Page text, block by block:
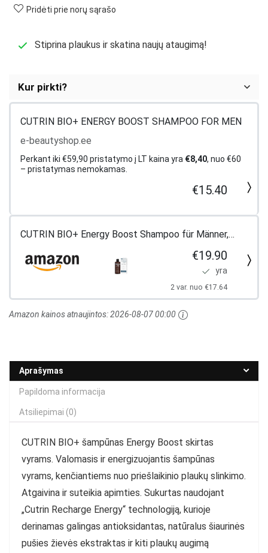
Pridėti prie norų sąrašo
Stiprina plaukus ir skatina naujų ataugimą!
Kur pirkti?
CUTRIN BIO+ ENERGY BOOST SHAMPOO FOR MEN
e-beautyshop.ee
Perkant iki €59,90 pristatymo į LT kaina yra €8,40, nuo €60
– pristatymas nemokamas.
€15.40
CUTRIN BIO+ Energy Boost Shampoo für Männer,
Energetisierendes Shampoo für Männer gegen
vorzeitigen Haarausfall mit nordischer Kiefernrinde,
€19.90
yra
2 var. nuo €17.64
Amazon kainos atnaujintos:2026-08-07 00:00
Aprašymas
Papildoma informacija
Atsiliepimai (0)
CUTRIN BIO+ šampūnas Energy Boost skirtas
vyrams. Valomasis ir energizuojantis šampūnas
vyrams, kenčiantiems nuo priešlaikinio plaukų slinkimo.
Atgaivina ir suteikia apimties. Sukurtas naudojant
„Cutrin Recharge Energy“ technologiją, kurioje
derinamas galingas antioksidantas, natūralus šiaurinės
pušies žievės ekstraktas ir kiti plaukų augimą